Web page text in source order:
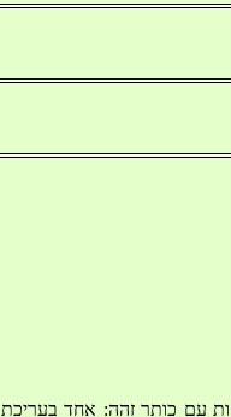
עם כותר זהה: אחד בעריכת